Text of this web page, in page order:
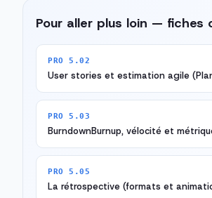
Pour aller plus loin — fiches
PRO 5.02
User stories et estimation agile
PRO 5.03
BurndownBurnup, vélocité et
PRO 5.05
La rétrospective (formats et